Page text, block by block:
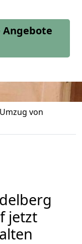
Umzug von
jetzt